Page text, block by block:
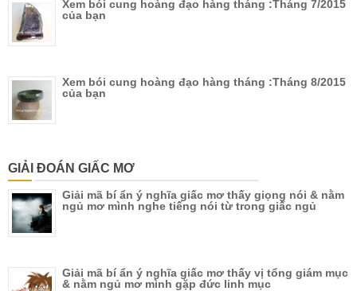
Xem bói cung hoàng đạo hàng tháng :Tháng 7/2015
của bạn
Xem bói cung hoàng đạo hàng tháng :Tháng 8/2015
của bạn
GIẢI ĐOÁN GIẤC MƠ
Giải mã bí ẩn ý nghĩa giấc mơ thấy giọng nói & nằm
ngủ mơ mình nghe tiếng nói từ trong giấc ngủ
Giải mã bí ẩn ý nghĩa giấc mơ thấy vị tổng giám mục
& nằm ngủ mơ mình gặp đức linh mục